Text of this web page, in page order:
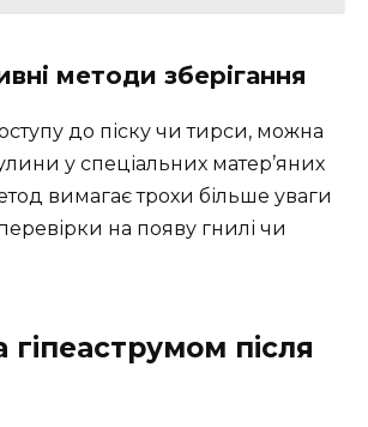
методи зберігання
до піску чи тирси, можна
у спеціальних матер’яних
вимагає трохи більше уваги
на появу гнилі чи
гіпеаструмом після